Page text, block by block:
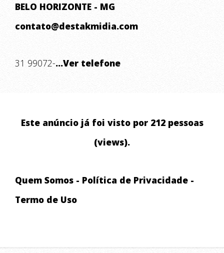
BELO HORIZONTE - MG
contato@destakmidia.com
31 99072-...Ver telefone
Este anúncio já foi visto por 212 pessoas
(views).
Quem Somos - Política de Privacidade -
Termo de Uso